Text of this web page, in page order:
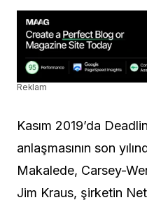
Reklam
Kasım 2019’da
anlaşmasının son
Makalede, Carsey-
Jim Kraus, şirketin